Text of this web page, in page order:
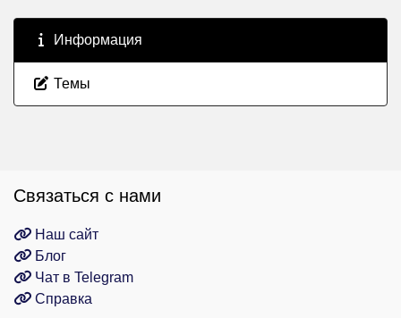
Информация
Темы
Связаться с нами
Наш сайт
Блог
Чат в Telegram
Справка